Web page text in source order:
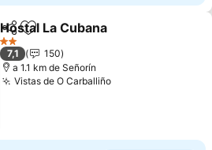
PartilharAdicionar aos favoritos
Hostal La Cubana
2 Estrelas
7,1
150
a 1.1 km de Señorín
Vistas de O Carballiño